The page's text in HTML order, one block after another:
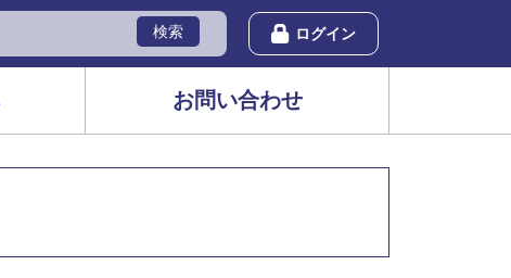
検索 ログイン
お問い合わせ